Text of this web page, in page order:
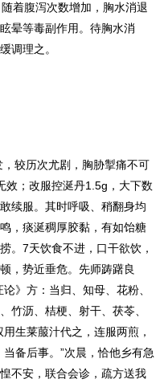
着腹泻次数增加，胸水消退
晕等毒副作用。待胸水消
调理之。
较历次尤剧，胸胁掣痛不可
效；改服控涎丹1.5g，大下数
续服。其时呼吸、稍翻身均
，痰涎稠厚胶黏，有如饴糖
。7天饮食不进，口干欲饮，
，势近垂危。先师踌躇良
》方：当归、知母、花粉、
竹沥、桔梗、射干、茯苓、
生莱菔汁代之，连服两煎，
备后事。”次晨，恰他乡有急
不安，联合会诊，疏方送我